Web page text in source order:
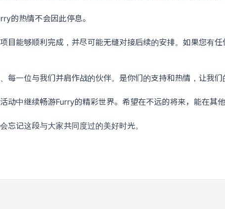
的热情不会因此停息。
目能够顺利完成，并尽可能无缝对接后续的安排。如果您有
每一位与我们并肩作战的伙伴。是你们的支持和热情，让我们
动中继续畅游Furry的精彩世界。希望在不远的将来，能在其
忘记这段与大家共同度过的美好时光。